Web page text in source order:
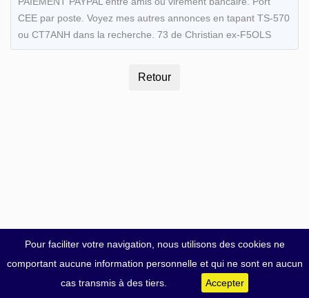
Pour faciliter votre navigation, nous utilisons des cookies ne
comportant aucune information personnelle et qui ne sont en aucun
cas transmis à des tiers.
Accepter
CEE par poste. Voyez mes autres annonces en tapant TS-570
ou CT7ANH dans la recherche. 73 de Christian ex-F5OLS